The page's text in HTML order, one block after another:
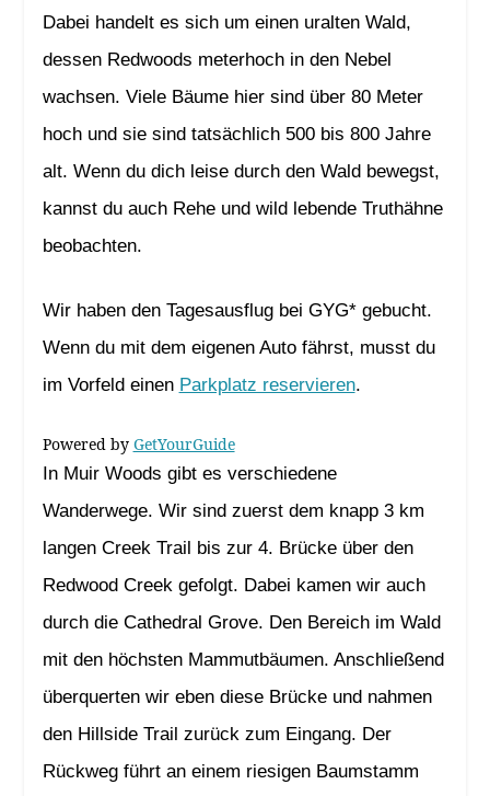
Dabei handelt es sich um einen uralten Wald,
dessen Redwoods meterhoch in den Nebel
wachsen. Viele Bäume hier sind über 80 Meter
hoch und sie sind tatsächlich 500 bis 800 Jahre
alt. Wenn du dich leise durch den Wald bewegst,
kannst du auch Rehe und wild lebende Truthähne
beobachten.
Wir haben den Tagesausflug bei GYG* gebucht.
Wenn du mit dem eigenen Auto fährst, musst du
im Vorfeld einen Parkplatz reservieren.
Powered by GetYourGuide
In Muir Woods gibt es verschiedene
Wanderwege. Wir sind zuerst dem knapp 3 km
langen Creek Trail bis zur 4. Brücke über den
Redwood Creek gefolgt. Dabei kamen wir auch
durch die Cathedral Grove. Den Bereich im Wald
mit den höchsten Mammutbäumen. Anschließend
überquerten wir eben diese Brücke und nahmen
den Hillside Trail zurück zum Eingang. Der
Rückweg führt an einem riesigen Baumstamm